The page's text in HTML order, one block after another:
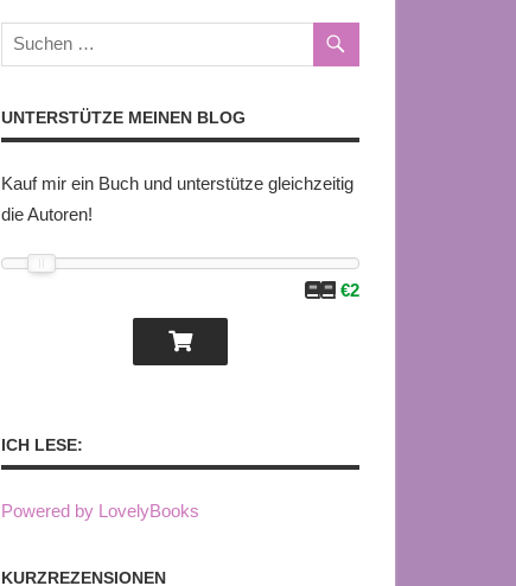
UNTERSTÜTZE MEINEN BLOG
Kauf mir ein Buch und unterstütze gleichzeitig
die Autoren!
€2
ICH LESE:
Powered by LovelyBooks
KURZREZENSIONEN